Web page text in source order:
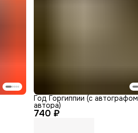
740 ₽
Год Горгиппии (с автографом
автора)